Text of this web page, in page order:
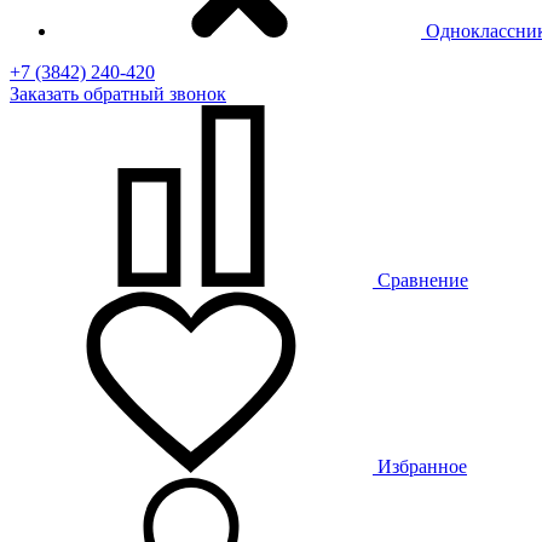
+7 (3842) 240-420
Заказать обратный звонок
Сравнение
Избранное